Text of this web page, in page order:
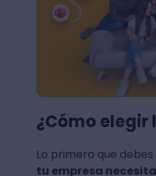
¿Cómo elegir
Lo primero que
tu empresa